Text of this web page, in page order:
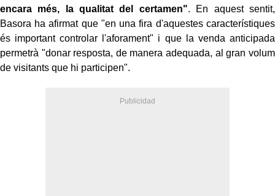
encara més, la qualitat del certamen". En aquest sentit,
Basora ha afirmat que "en una fira d'aquestes característiques
és important controlar l'aforament" i que la venda anticipada
permetrà "donar resposta, de manera adequada, al gran volum
de visitants que hi participen".